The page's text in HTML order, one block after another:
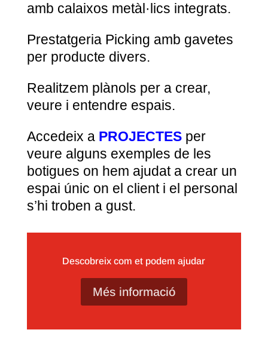
amb calaixos metàl·lics integrats.
Prestatgeria Picking amb gavetes
per producte divers.
Realitzem plànols per a crear,
veure i entendre espais.
Accedeix a PROJECTESper
veure alguns exemples de les
botigues on hem ajudat a crear un
espai únic on el client i el personal
s’hi troben a gust.
Descobreix com et podem ajudar
Més informació